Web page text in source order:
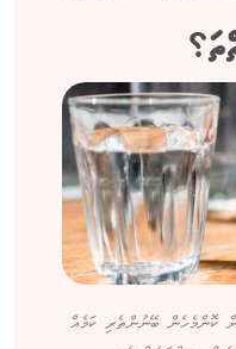
ކޮންމެހެން ބޭނުންތެރި ކަމެއް